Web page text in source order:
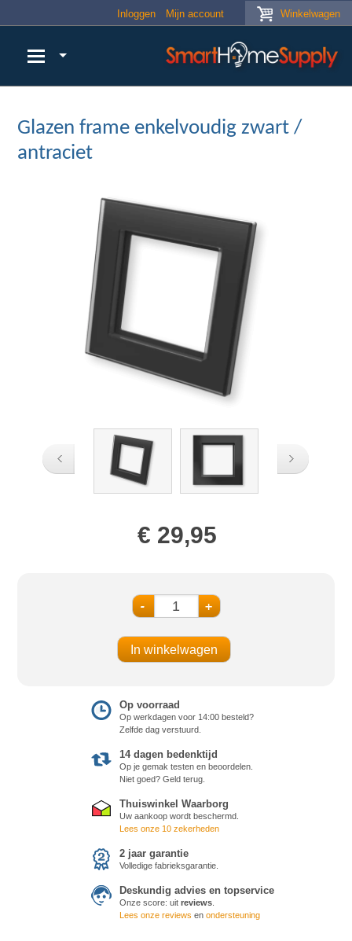
Winkelwagen
Inloggen Mijn account
Glazen frame enkelvoudig zwart /
antraciet
€ 29,95
- +
Op voorraad
Op werkdagen voor 14:00 besteld?
Zelfde dag verstuurd.
14 dagen bedenktijd
Op je gemak testen en beoordelen.
Niet goed? Geld terug.
Thuiswinkel Waarborg
Uw aankoop wordt beschermd.
Lees onze 10 zekerheden
2 jaar garantie
Volledige fabrieksgarantie.
Deskundig advies en topservice
Onze score: uit reviews
Lees onze reviews en ondersteuning